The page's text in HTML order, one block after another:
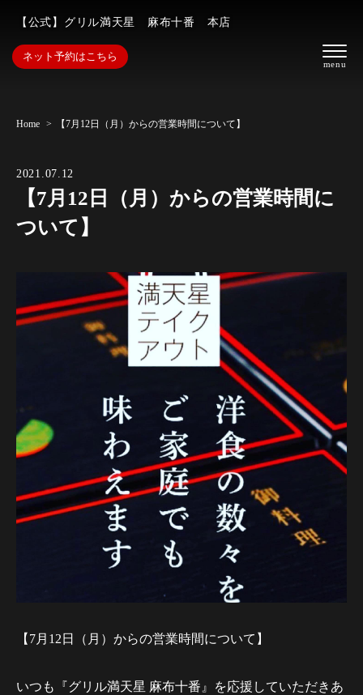
【公式】グリル満天星 麻布十番 本店
ネット予約はこちら
Home 【7月12日（月）からの営業時間について】
2021.07.12
【7月12日（月）からの営業時間に
ついて】
【7月12日（月）からの営業時間について】
いつも『グリル満天星 麻布十番』を応援していただきあ